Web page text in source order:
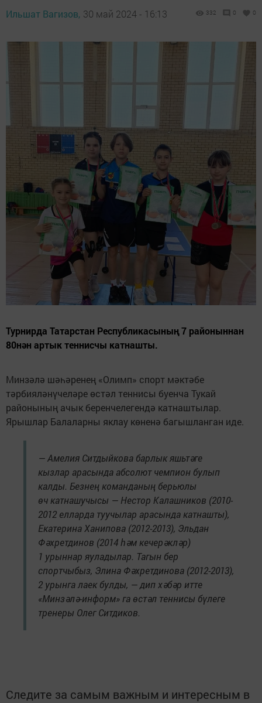
Ильшат Вагизов, 30 май 2024 - 16:13 332 0 0
Турнирда Татарстан Республикасының 7 районыннан
80нән артык теннисчы катнашты.
Минзәлә шәһәренең «Олимп» спорт мәктәбе
тәрбияләнүчеләре өстәл теннисы буенча Тукай
районының ачык беренчелегендә катнаштылар.
Ярышлар Балаларны яклау көненә багышланган иде.
— Амелия Ситдыйкова барлык яшьтәге
кызлар арасында абсолют чемпион булып
калды. Безнең команданың берьюлы
өч катнашучысы — Нестор Калашников (2010-
2012 елларда туучылар арасында катнашты),
Екатерина Ханипова (2012-2013), Эльдан
Фәхретдинов (2014 һәм кечерәкләр)
1 урыннар яуладылар. Тагын бер
спортчыбыз, Элина Фәхретдинова (2012-2013),
2 урынга лаек булды, — дип хәбәр итте
«Минзәлә-информ» га өстәл теннисы бүлеге
тренеры Олег Ситдиков.
Следите за самым важным и интересным в